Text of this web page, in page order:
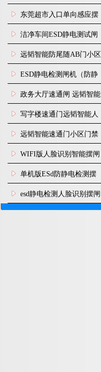
装
东莞超市入口单向感应摆
闸安装
洁净车间ESD静电测试闸
机
远韬智能防尾随AB门小区
门禁闸机安装
​ESD静电检测闸机（防静
电门禁通道系统）
政务大厅速通闸 远韬智能
防尾随静音速通门
写字楼速通门远韬智能人
脸识别快速通道闸
远韬智能速通门小区门禁
闸机食堂消费摆闸
WIFI版人脸识别智能摆闸
机
单机版ESd防静电检测摆
闸机
esd静电检测人脸识别摆闸
安装